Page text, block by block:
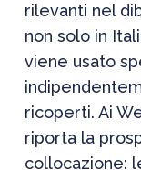
rilevanti nel
non solo in
viene usato
ricoperti. Ai
riporta la
collocazione: